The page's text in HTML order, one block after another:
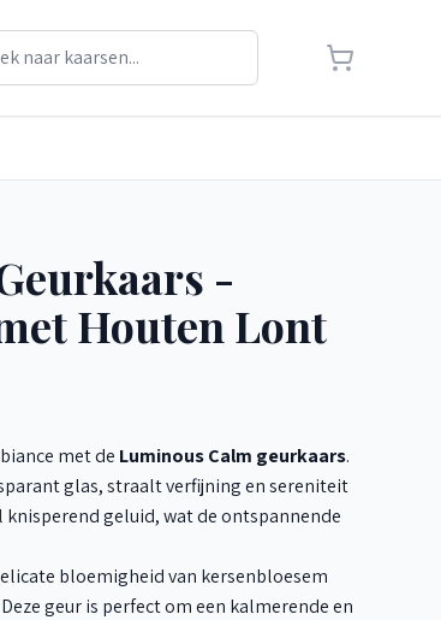
-
Houten Lont
met de Luminous Calm geurkaars.
glas, straalt verfijning en sereniteit
geluid, wat de ontspannende
bloemigheid van kersenbloesem
geur is perfect om een kalmerende en